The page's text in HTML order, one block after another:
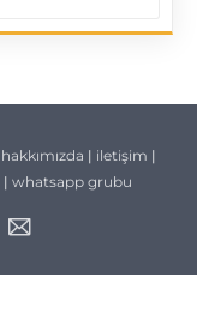
hakkımızda | iletişim |
| whatsapp grubu